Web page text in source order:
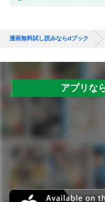
漫画無料試し読みならdブック
アプリな